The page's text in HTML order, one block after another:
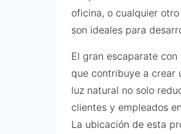
oficina, o cualquier
son ideales para
El gran escaparate
que contribuye a crear
luz natural no solo
clientes y empleados
La ubicación de esta